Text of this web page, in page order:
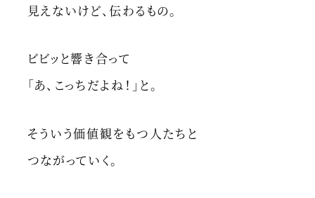
見えないけど、伝わるもの。
ビビッと響き合って
「あ、こっちだよね！」と。
そういう価値観をもつ人たちと
つながっていく。